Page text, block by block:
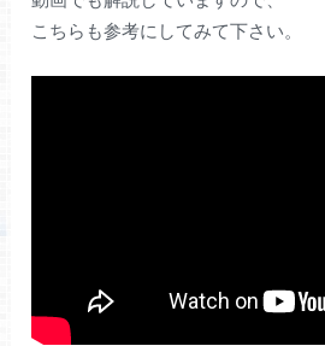
こちらも参考にしてみて下さい。